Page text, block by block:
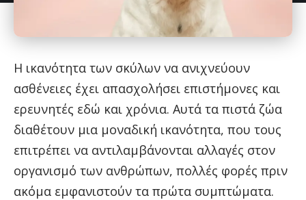
Η ικανότητα των σκύλων να ανιχνεύουν
ασθένειες έχει απασχολήσει επιστήμονες και
ερευνητές εδώ και χρόνια. Αυτά τα πιστά ζώα
διαθέτουν μια μοναδική ικανότητα, που τους
επιτρέπει να αντιλαμβάνονται αλλαγές στον
οργανισμό των ανθρώπων, πολλές φορές πριν
ακόμα εμφανιστούν τα πρώτα συμπτώματα.